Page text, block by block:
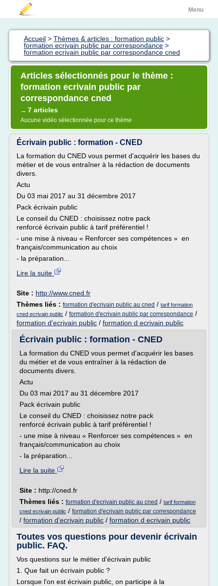
Menu
Accueil > Thèmes & articles : formation public >
formation ecrivain public par correspondance >
formation ecrivain public par correspondance cned
Articles sélectionnés pour le thème :
formation ecrivain public par
correspondance cned
→ 7 articles
Aucune vidéo sélectionnée pour ce thème
Écrivain public : formation - CNED
La formation du CNED vous permet d'acquérir les bases du
métier et de vous entraîner à la rédaction de documents
divers.
Actu
Du 03 mai 2017 au 31 décembre 2017
Pack écrivain public
Le conseil du CNED : choisissez notre pack
renforcé écrivain public à tarif préférentiel !
- une mise à niveau « Renforcer ses compétences » en
français/communication au choix
- la préparation...
Lire la suite
Site : http://www.cned.fr
Thèmes liés : formation d'ecrivain public au cned / tarif formation
cned ecrivain public / formation d'ecrivain public par correspondance /
formation d'ecrivain public / formation d ecrivain public
Écrivain public : formation - CNED
La formation du CNED vous permet d'acquérir les bases
du métier et de vous entraîner à la rédaction de
documents divers.
Actu
Du 03 mai 2017 au 31 décembre 2017
Pack écrivain public
Le conseil du CNED : choisissez notre pack
renforcé écrivain public à tarif préférentiel !
- une mise à niveau « Renforcer ses compétences » en
français/communication au choix
- la préparation...
Lire la suite
Site : http://cned.fr
Thèmes liés : formation d'ecrivain public au cned / tarif formation
cned ecrivain public / formation d'ecrivain public par correspondance
/ formation d'ecrivain public / formation d ecrivain public
Toutes vos questions pour devenir écrivain
public. FAQ.
Vos questions sur le métier d'écrivain public
1. Que fait un écrivain public ?
Lorsque l'on est écrivain public, on participe à la